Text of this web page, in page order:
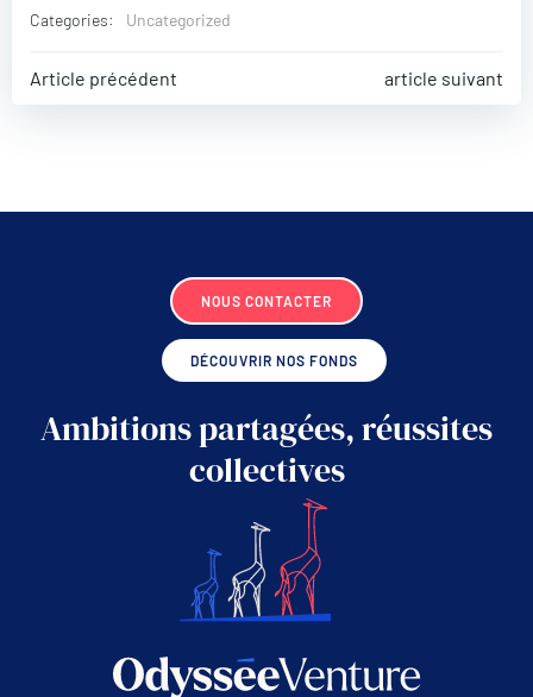
Categories: Uncategorized
Post
Article précédent
Postarticle suivant
NOUS CONTACTER
DÉCOUVRIR NOS FONDS
Ambitions partagées, réussites
collectives